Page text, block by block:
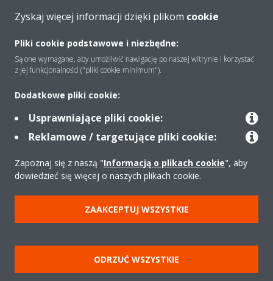
O firmie
Rozwiązania
Kontakt
Produkty
Copyright © Daikin
Zastrzeżenia prawne
Cookies
Polityka Ochrony Danych
Etyka korporacyjna
Strategia podatkowa
Pompy ciepła
Oczyszczacze powietrza
Zyskaj więcej informacji dzięki plikom cookie
Pliki cookie podstawowe i niezbędne:
Są one wymagane, aby umożliwić nawigację po naszej witrynie i korzystać
z jej funkcjonalności ("pliki cookie minimum").
Dodatkowe pliki cookie:
Usprawniające pliki cookie:
Reklamowe / targetujące pliki cookie:
Zapoznaj się z naszą "Informacją o plikach cookie", aby
dowiedzieć się więcej o naszych plikach cookie.
ZAAKCEPTUJ WSZYSTKIE
ODRZUĆ WSZYSTKIE